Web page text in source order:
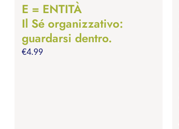
E = ENTITÀ
Il Sé organizzativo:
guardarsi dentro.
€4.99